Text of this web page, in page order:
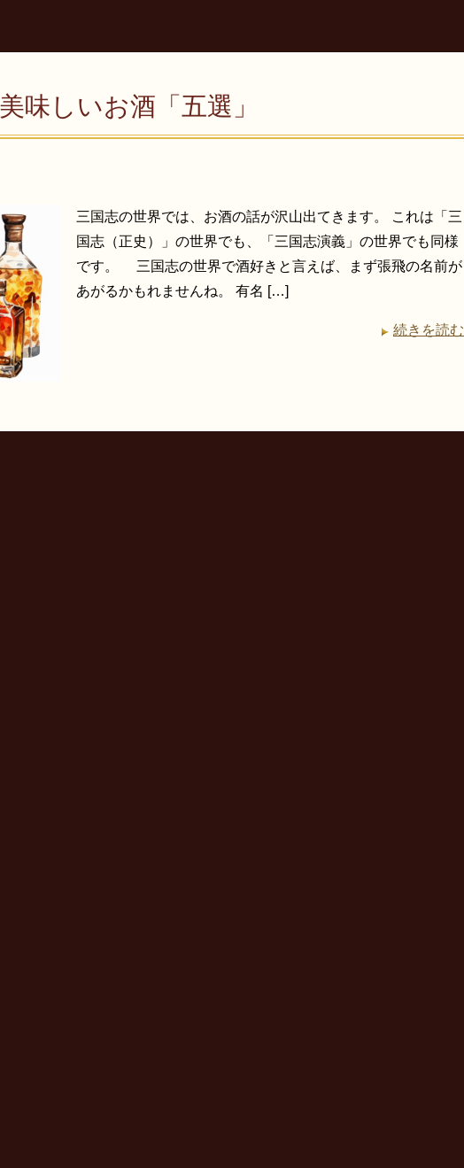
味しいお酒「五選」
三国志の世界では、お酒の話が沢山出てきます。 これは「三
国志（正史）」の世界でも、「三国志演義」の世界でも同様
です。 三国志の世界で酒好きと言えば、まず張飛の名前が
あがるかもれませんね。 有名 […]
続きを読む